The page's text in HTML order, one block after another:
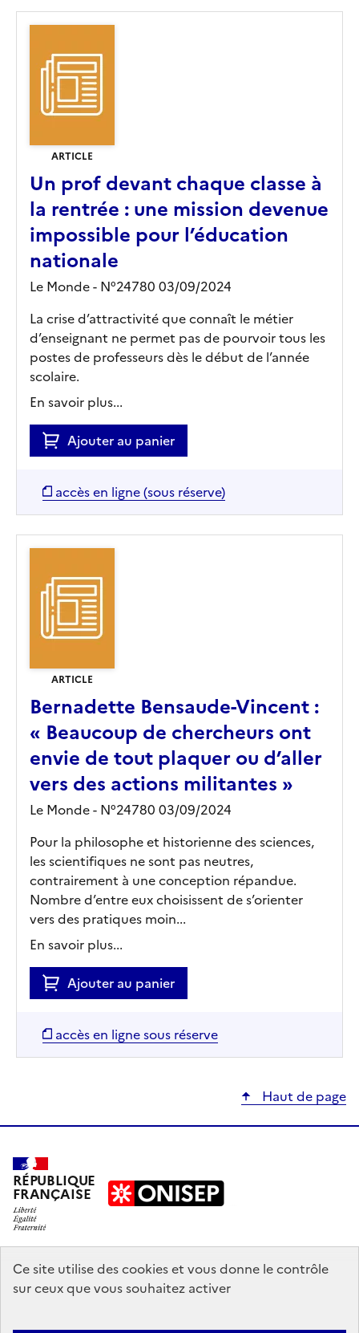
Ce site utilise des cookies et vous donne le contrôle
sur ceux que vous souhaitez activer
ARTICLE
Un prof devant chaque classe à
la rentrée : une mission devenue
impossible pour l’éducation
nationale
Le Monde - N°24780 03/09/2024
La crise d’attractivité que connaît le métier
d’enseignant ne permet pas de pourvoir tous les
postes de professeurs dès le début de l’année
scolaire.
En savoir plus...
Ajouter au panier
accès en ligne (sous réserve)
ARTICLE
Bernadette Bensaude-Vincent :
« Beaucoup de chercheurs ont
envie de tout plaquer ou d’aller
vers des actions militantes »
Le Monde - N°24780 03/09/2024
Pour la philosophe et historienne des sciences,
les scientifiques ne sont pas neutres,
contrairement à une conception répandue.
Nombre d’entre eux choisissent de s’orienter
vers des pratiques moin...
En savoir plus...
Ajouter au panier
accès en ligne sous réserve
Haut de page
RÉPUBLIQUE
FRANÇAISE
education.gouv.fr
enseignementsup-recherche.gouv.fr